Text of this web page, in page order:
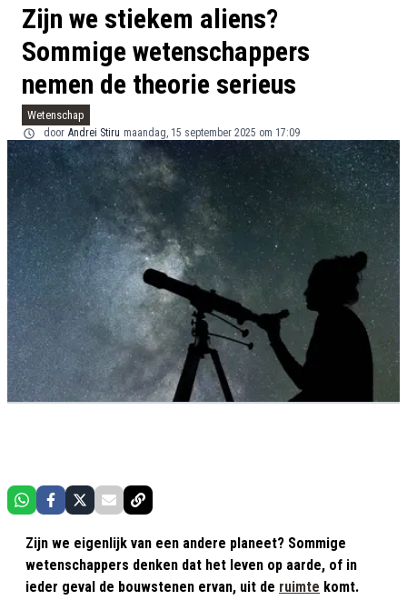
Zijn we stiekem aliens?
Sommige wetenschappers
nemen de theorie serieus
Wetenschap
door Andrei Stiru maandag, 15 september 2025 om 17:09
Zijn we eigenlijk van een andere planeet? Sommige
wetenschappers denken dat het leven op aarde, of in
ieder geval de bouwstenen ervan, uit de ruimte komt.